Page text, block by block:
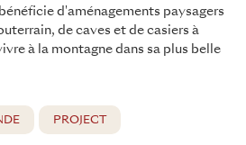
d'aménagements paysagers
de caves et de casiers à
à la montagne dans sa plus belle
PROJECT